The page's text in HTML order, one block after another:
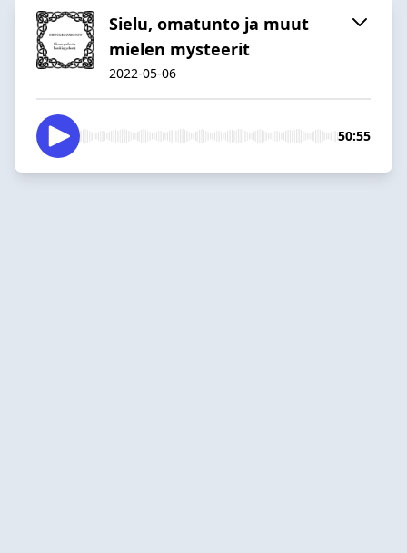
Sielu, omatunto ja muut
mielen mysteerit
2022-05-06
50:55